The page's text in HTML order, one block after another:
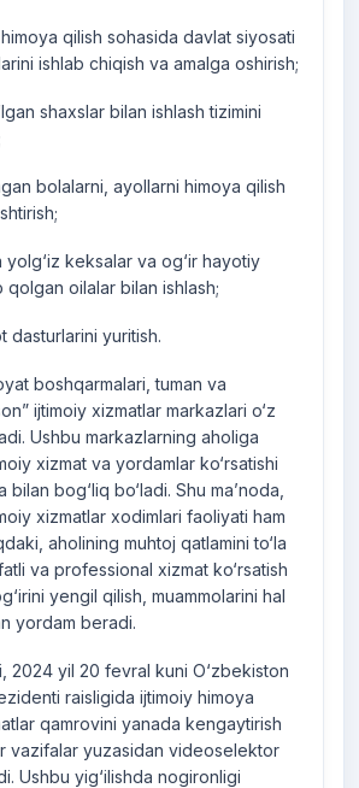
qilish sohasida davlat siyosati
ishlab chiqish va amalga oshirish;
shaxslar bilan ishlash tizimini
bolalarni, ayollarni himoya qilish
yolg‘iz keksalar va og‘ir hayotiy
oilalar bilan ishlash;
dasturlarini yuritish.
boshqarmalari, tuman va
ijtimoiy xizmatlar markazlari o‘z
Ushbu markazlarning aholiga
xizmat va yordamlar ko‘rsatishi
bog‘liq bo‘ladi. Shu ma’noda,
xizmatlar xodimlari faoliyati ham
aholining muhtoj qatlamini to‘la
va professional xizmat ko‘rsatish
yengil qilish, muammolarini hal
yordam beradi.
2024 yil 20 fevral kuni O‘zbekiston
raisligida ijtimoiy himoya
qamrovini yanada kengaytirish
vazifalar yuzasidan videoselektor
Ushbu yig‘ilishda nogironligi